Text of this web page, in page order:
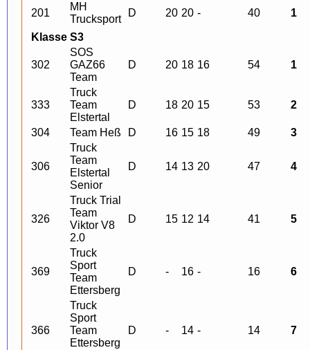
201
MH
Trucksport
D 20 20 - 40 1
Klasse S3
302
SOS
GAZ66
Team
D 20 18 16 54 1
333
Truck
Team
Elstertal
D 18 20 15 53 2
304 Team Heß D 16 15 18 49 3
306
Truck
Team
Elstertal
Senior
D 14 13 20 47 4
326
Truck Trial
Team
Viktor V8
2.0
D 15 12 14 41 5
369
Truck
Sport
Team
Ettersberg
D - 16 - 16 6
366
Truck
Sport
Team
Ettersberg
D - 14 - 14 7